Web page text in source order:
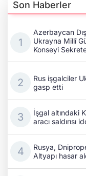
Son Haberler
Azerbaycan
Ukrayna Millî
Konseyi
Rus işgalciler
gasp etti
İşgal altındaki
aracı saldırısı
Rusya,
Altyapı hasar